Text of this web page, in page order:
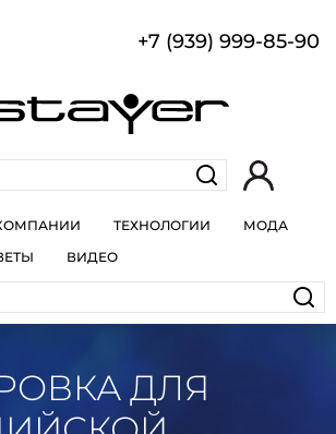
+7 (939) 999-85-90
ТЕХНОЛОГИИ
МОДА
ВИДЕО
ДЛЯ